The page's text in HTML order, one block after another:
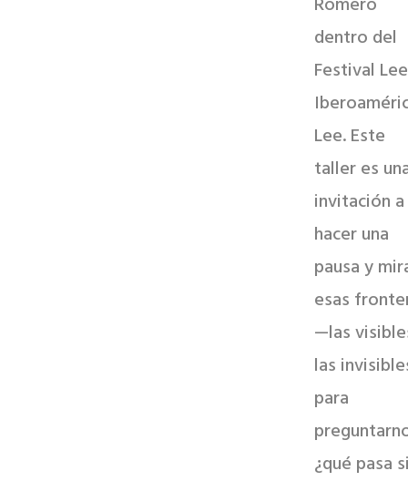
dentro del
Festival
Lee. Este
taller es
invitación a
hacer una
pausa y
esas
—las
las
para
¿qué pasa